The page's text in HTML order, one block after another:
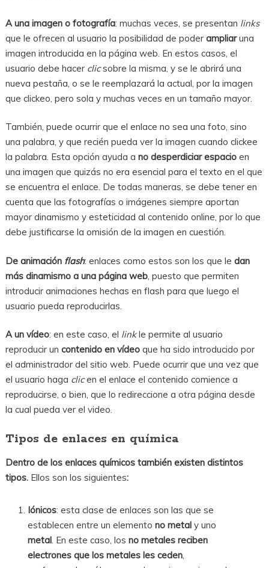
A una imagen o fotografía: muchas veces, se presentan links
que le ofrecen al usuario la posibilidad de poder ampliaruna
imagen introducida en la página web. En estos casos, el
usuario debe hacer clicsobre la misma, y se le abrirá una
nueva pestaña, o se le reemplazará la actual, por la imagen
que clickeo, pero sola y muchas veces en un tamaño mayor.
También, puede ocurrir que el enlace no sea una foto, sino
una palabra, y que recién pueda ver la imagen cuando clickee
la palabra. Esta opción ayuda a no desperdiciar espacioen
una imagen que quizás no era esencial para el texto en el que
se encuentra el enlace. De todas maneras, se debe tener en
cuenta que las fotografías o imágenes siempre aportan
mayor dinamismo y esteticidad al contenido online, por lo que
debe justificarse la omisión de la imagen en cuestión.
De animación flash: enlaces como estos son los que le dan
más dinamismo a una página web, puesto que permiten
introducir animaciones hechas en flash para que luego el
usuario pueda reproducirlas.
A un vídeo: en este caso, el linkle permite al usuario
reproducir un contenido en vídeoque ha sido introducido por
el administrador del sitio web. Puede ocurrir que una vez que
el usuario haga clicen el enlace el contenido comience a
reproducirse, o bien, que lo redireccione a otra página desde
la cual pueda ver el video.
Tipos de enlaces en química
Dentro de los enlaces químicos también existen distintos
tipos. Ellos son los siguientes:
Iónicos: esta clase de enlaces son las que se
establecen entre un elementono metal y uno
metal. En este caso, losno metales reciben
electrones que los metales les ceden,